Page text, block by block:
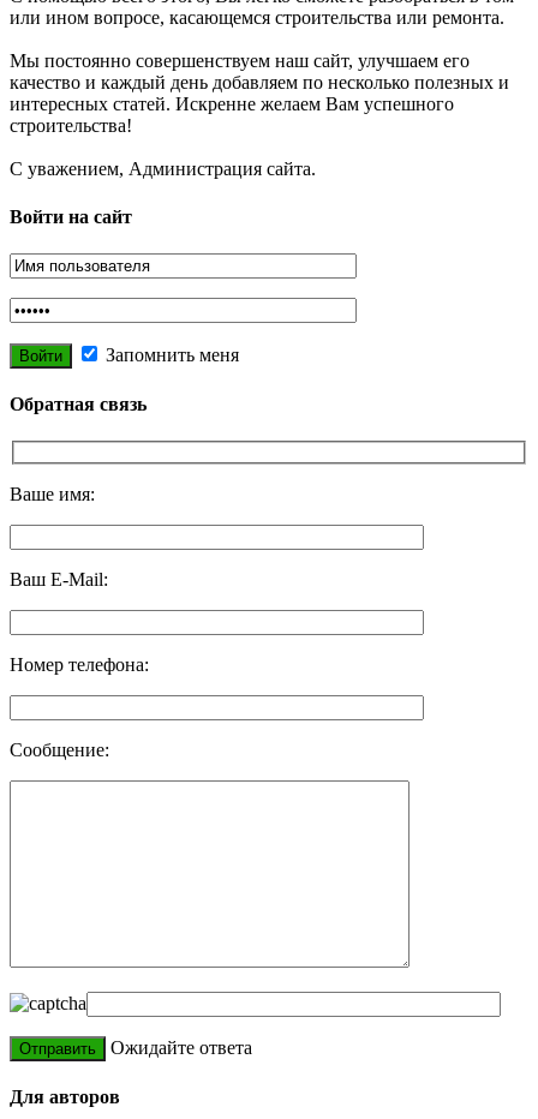
или ином вопросе, касающемся строительства или ремонта.
Мы постоянно совершенствуем наш сайт, улучшаем его
качество и каждый день добавляем по несколько полезных и
интересных статей. Искренне желаем Вам успешного
строительства!
С уважением, Администрация сайта.
Войти на сайт
Запомнить меня
Обратная связь
Ваше имя:
Ваш E-Mail:
Номер телефона:
Сообщение:
Ожидайте ответа
Для авторов